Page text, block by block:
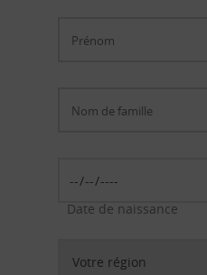
Date de naissance